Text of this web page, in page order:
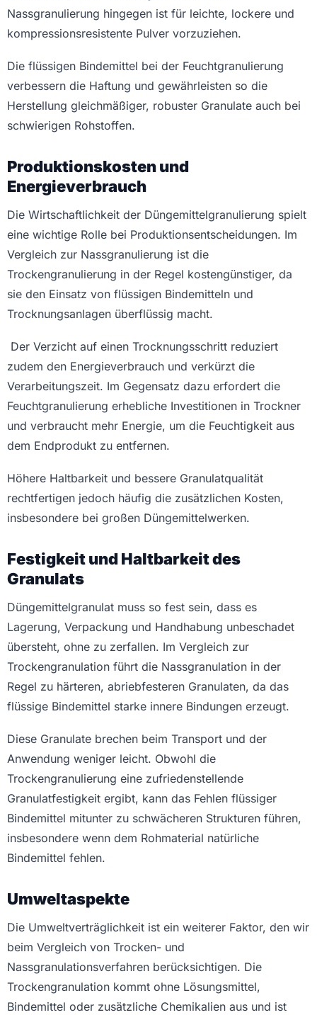
Nassgranulierung hingegen ist für leichte, lockere und
kompressionsresistente Pulver vorzuziehen.
Die flüssigen Bindemittel bei der Feuchtgranulierung
verbessern die Haftung und gewährleisten so die
Herstellung gleichmäßiger, robuster Granulate auch bei
schwierigen Rohstoffen.
Produktionskosten und
Energieverbrauch
Die Wirtschaftlichkeit der Düngemittelgranulierung spielt
eine wichtige Rolle bei Produktionsentscheidungen. Im
Vergleich zur Nassgranulierung ist die
Trockengranulierung in der Regel kostengünstiger, da
sie den Einsatz von flüssigen Bindemitteln und
Trocknungsanlagen überflüssig macht.
Der Verzicht auf einen Trocknungsschritt reduziert
zudem den Energieverbrauch und verkürzt die
Verarbeitungszeit. Im Gegensatz dazu erfordert die
Feuchtgranulierung erhebliche Investitionen in Trockner
und verbraucht mehr Energie, um die Feuchtigkeit aus
dem Endprodukt zu entfernen.
Höhere Haltbarkeit und bessere Granulatqualität
rechtfertigen jedoch häufig die zusätzlichen Kosten,
insbesondere bei großen Düngemittelwerken.
Festigkeit und Haltbarkeit des
Granulats
Düngemittelgranulat muss so fest sein, dass es
Lagerung, Verpackung und Handhabung unbeschadet
übersteht, ohne zu zerfallen. Im Vergleich zur
Trockengranulation führt die Nassgranulation in der
Regel zu härteren, abriebfesteren Granulaten, da das
flüssige Bindemittel starke innere Bindungen erzeugt.
Diese Granulate brechen beim Transport und der
Anwendung weniger leicht. Obwohl die
Trockengranulierung eine zufriedenstellende
Granulatfestigkeit ergibt, kann das Fehlen flüssiger
Bindemittel mitunter zu schwächeren Strukturen führen,
insbesondere wenn dem Rohmaterial natürliche
Bindemittel fehlen.
Umweltaspekte
Die Umweltverträglichkeit ist ein weiterer Faktor, den wir
beim Vergleich von Trocken- und
Nassgranulationsverfahren berücksichtigen. Die
Trockengranulation kommt ohne Lösungsmittel,
Bindemittel oder zusätzliche Chemikalien aus und ist